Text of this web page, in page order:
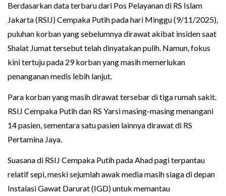
Berdasarkan data terbaru dari Pos Pelayanan di RS Islam
Jakarta (RSIJ) Cempaka Putih pada hari Minggu (9/11/2025),
puluhan korban yang sebelumnya dirawat akibat insiden saat
Shalat Jumat tersebut telah dinyatakan pulih. Namun, fokus
kini tertuju pada 29 korban yang masih memerlukan
penanganan medis lebih lanjut.
Para korban yang masih dirawat tersebar di tiga rumah sakit.
RSIJ Cempaka Putih dan RS Yarsi masing-masing menangani
14 pasien, sementara satu pasien lainnya dirawat di RS
Pertamina Jaya.
Suasana di RSIJ Cempaka Putih pada Ahad pagi terpantau
relatif sepi, meski sejumlah awak media masih siaga di depan
Instalasi Gawat Darurat (IGD) untuk memantau